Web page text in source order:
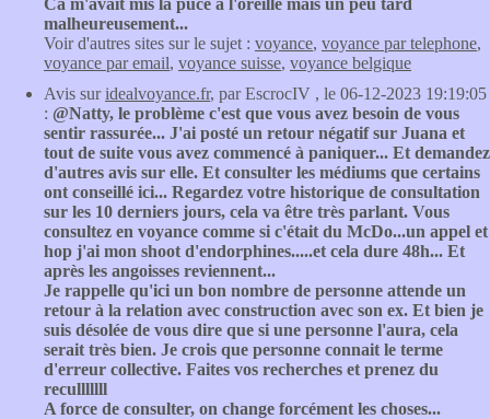
Ca m'avait mis la puce à l'oreille mais un peu tard
malheureusement...
Voir d'autres sites sur le sujet : voyance, voyance par telephone,
voyance par email, voyance suisse, voyance belgique
Avis suridealvoyance.fr, par EscrocIV , le 06-12-2023 19:19:05
: @Natty, le problème c'est que vous avez besoin de vous
sentir rassurée... J'ai posté un retour négatif sur Juana et
tout de suite vous avez commencé à paniquer... Et demandez
d'autres avis sur elle. Et consulter les médiums que certains
ont conseillé ici... Regardez votre historique de consultation
sur les 10 derniers jours, cela va être très parlant. Vous
consultez en voyance comme si c'était du McDo...un appel et
hop j'ai mon shoot d'endorphines.....et cela dure 48h... Et
après les angoisses reviennent...
Je rappelle qu'ici un bon nombre de personne attende un
retour à la relation avec construction avec son ex. Et bien je
suis désolée de vous dire que si une personne l'aura, cela
serait très bien. Je crois que personne connait le terme
d'erreur collective. Faites vos recherches et prenez du
reculllllll
A force de consulter, on change forcément les choses...